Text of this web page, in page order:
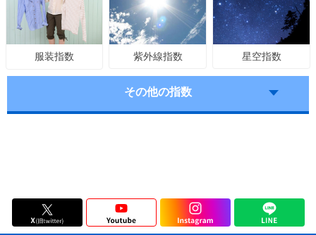
服装指数 紫外線指数 星空指数
その他の指数